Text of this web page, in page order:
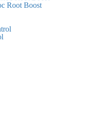
Root Boost